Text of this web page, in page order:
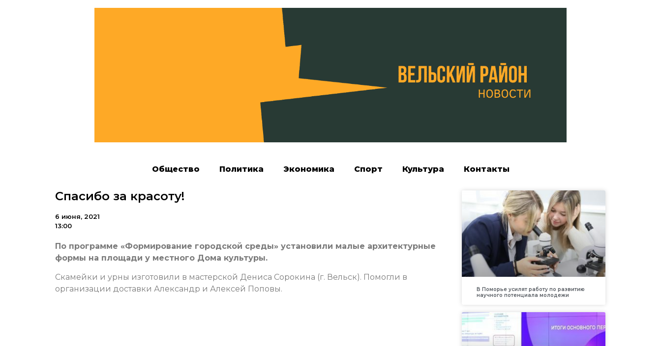
Общество Политика Экономика Спорт Культура Контакты
Спасибо за красоту!
6 июня, 2021
13:00
По программе «Формирование городской среды» установили малые архитектурные
формы на площади у местного Дома культуры.
Скамейки и урны изготовили в мастерской Дениса Сорокина (г. Вельск). Помогли в
организации доставки Александр и Алексей Поповы.
В Поморье усилят работу по развитию
научного потенциала молодежи